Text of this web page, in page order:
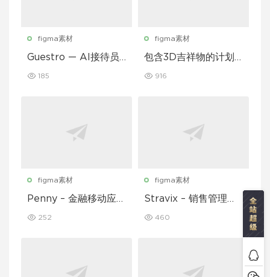
figma素材
Guestro — AI接待员
185
figma素材
包含3D吉祥物的计划
计UI套件
916
figma素材
Penny – 金融移动应用
252
figma素材
Stravix – 销售管理仪
460